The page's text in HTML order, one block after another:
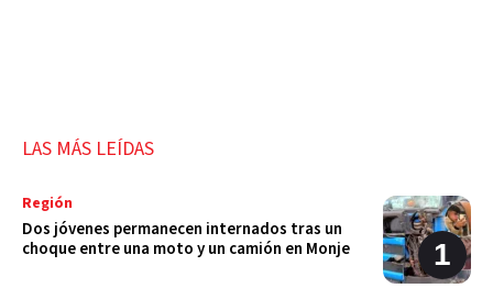
LAS MÁS LEÍDAS
Región
Dos jóvenes permanecen internados tras un
choque entre una moto y un camión en Monje